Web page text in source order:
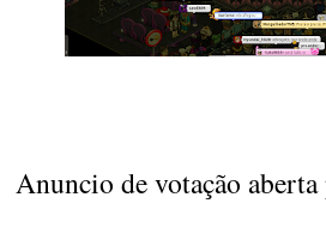
Anuncio de votação